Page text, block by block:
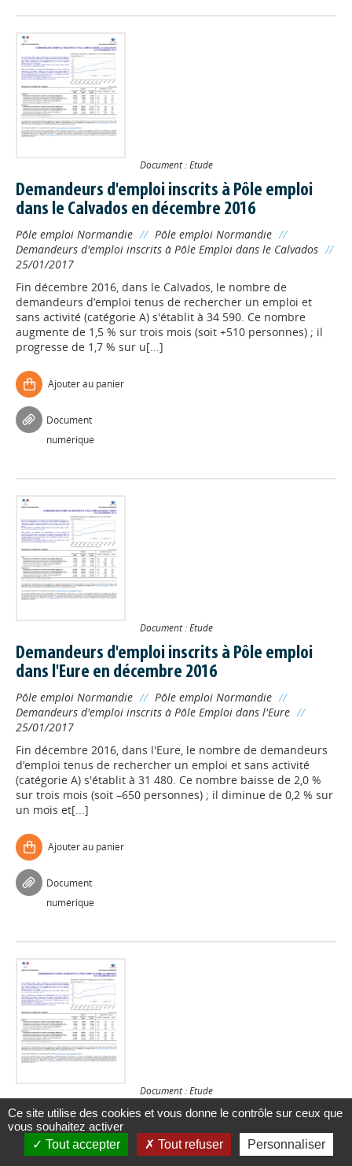
Document : Etude
Demandeurs d'emploi inscrits à Pôle emploi
dans le Calvados en décembre 2016
Pôle emploi Normandie // Pôle emploi Normandie //
Demandeurs d'emploi inscrits à Pôle Emploi dans le Calvados //
25/01/2017
Fin décembre 2016, dans le Calvados, le nombre de
demandeurs d’emploi tenus de rechercher un emploi et
sans activité (catégorie A) s'établit à 34 590. Ce nombre
augmente de 1,5 % sur trois mois (soit +510 personnes) ; il
progresse de 1,7 % sur u[...]
Ajouter au panier
Document
numérique
Document : Etude
Demandeurs d'emploi inscrits à Pôle emploi
dans l'Eure en décembre 2016
Pôle emploi Normandie // Pôle emploi Normandie //
Demandeurs d'emploi inscrits à Pôle Emploi dans l'Eure //
25/01/2017
Fin décembre 2016, dans l'Eure, le nombre de demandeurs
d’emploi tenus de rechercher un emploi et sans activité
(catégorie A) s'établit à 31 480. Ce nombre baisse de 2,0 %
sur trois mois (soit –650 personnes) ; il diminue de 0,2 % sur
un mois et[...]
Ajouter au panier
Document
numérique
Document : Etude
Demandeurs d'emploi inscrits à Pôle emploi
dans la Manche en décembre 2016
Pôle emploi Normandie // Pôle emploi Normandie //
Ce site utilise des cookies et vous donne le contrôle sur ceux que
vous souhaitez activer
Tout accepter
Tout refuser Personnaliser